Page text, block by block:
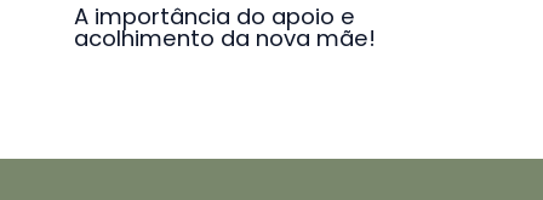
A importância do apoio e
acolhimento da nova mãe!